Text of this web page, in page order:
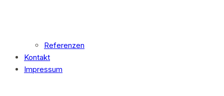
Referenzen
Kontakt
Impressum